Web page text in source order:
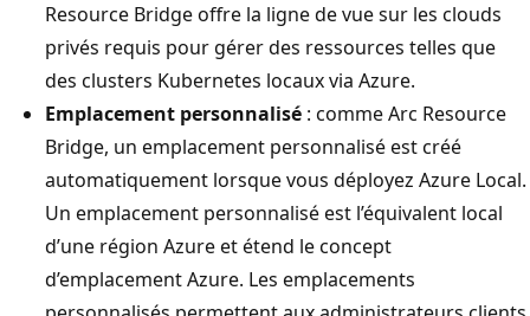
Resource Bridge offre la ligne de vue sur les clouds
privés requis pour gérer des ressources telles que
des clusters Kubernetes locaux via Azure.
Emplacement personnalisé : comme Arc Resource
Bridge, un emplacement personnalisé est créé
automatiquement lorsque vous déployez Azure Local.
Un emplacement personnalisé est l’équivalent local
d’une région Azure et étend le concept
d’emplacement Azure. Les emplacements